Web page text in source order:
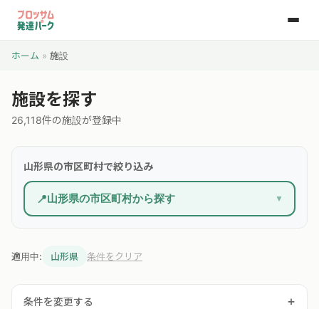
ホーム » 施設
施設を探す
26,118件の施設が登録中
条件を変更する +
適用中: 山形県 条件をクリア
山形県の市区町村で絞り込み
📍山形県の市区町村から探す ▼